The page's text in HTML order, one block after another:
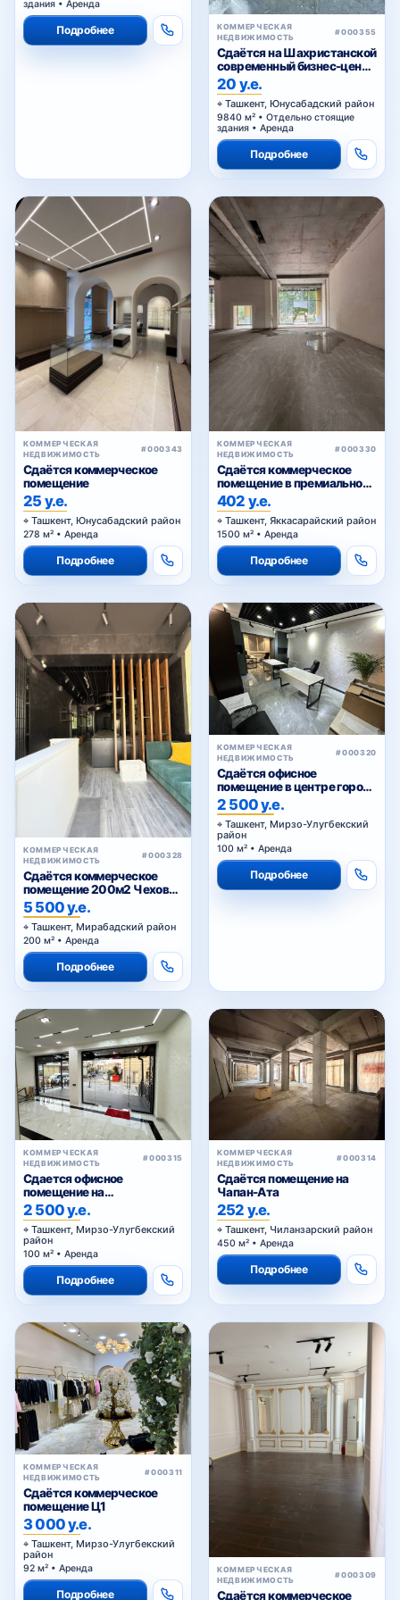
здания • Аренда
Подробнее
КОММЕРЧЕСКАЯ
НЕДВИЖИМОСТЬ
#000355
Сдаётся на Шахристанской
современный бизнес-центр
в аренду
20 у.е.
Ташкент, Юнусабадский район
9840 м² • Отдельно стоящие
здания • Аренда
Подробнее
КОММЕРЧЕСКАЯ
НЕДВИЖИМОСТЬ
#000343
Сдаётся коммерческое
помещение
25 у.е.
Ташкент, Юнусабадский район
278 м² • Аренда
Подробнее
КОММЕРЧЕСКАЯ
НЕДВИЖИМОСТЬ
#000330
Сдаётся коммерческое
помещение в премиальном
жилом комплексе
402 у.е.
Ташкент, Яккасарайский район
1500 м² • Аренда
Подробнее
КОММЕРЧЕСКАЯ
НЕДВИЖИМОСТЬ
#000328
Сдаётся коммерческое
помещение 200м2 Чехова,
Тараса Шевченко
5 500 у.е.
Ташкент, Мирабадский район
200 м² • Аренда
Подробнее
КОММЕРЧЕСКАЯ
НЕДВИЖИМОСТЬ
#000320
Сдаётся офисное
помещение в центре города
— Ц-1
2 500 у.е.
Ташкент, Мирзо-Улугбекский
район
100 м² • Аренда
Подробнее
КОММЕРЧЕСКАЯ
НЕДВИЖИМОСТЬ
#000315
Сдается офисное
помещение на
Циолковском
2 500 у.е.
Ташкент, Мирзо-Улугбекский
район
100 м² • Аренда
Подробнее
КОММЕРЧЕСКАЯ
НЕДВИЖИМОСТЬ
#000314
Сдаётся помещение на
Чапан-Ата
252 у.е.
Ташкент, Чиланзарский район
450 м² • Аренда
Подробнее
КОММЕРЧЕСКАЯ
НЕДВИЖИМОСТЬ
#000311
Сдаётся коммерческое
помещение Ц1
3 000 у.е.
Ташкент, Мирзо-Улугбекский
район
92 м² • Аренда
Подробнее
КОММЕРЧЕСКАЯ
НЕДВИЖИМОСТЬ
#000309
Сдаётся коммерческое